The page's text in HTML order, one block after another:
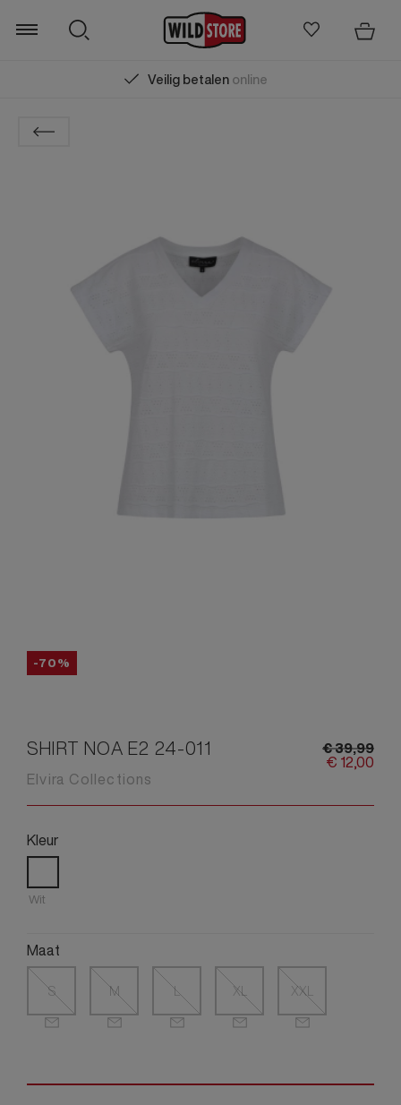
Veilig betalenonline
Zoeken
-70%
SHIRT NOA E2 24-011
Elvira Collections
€39,99
€ 12,00
Kleur
Wit
Maat
S M L XL XXL